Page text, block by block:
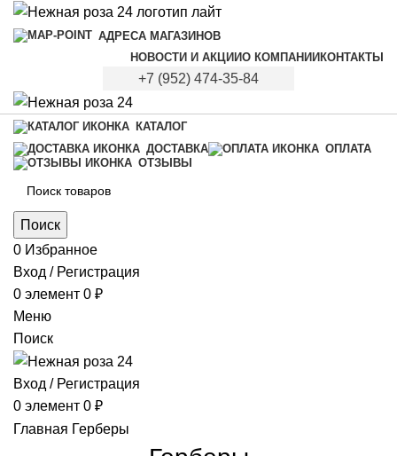
АДРЕСА МАГАЗИНОВ
НОВОСТИ И АКЦИИО КОМПАНИИ КОНТАКТЫ
+7 (952) 474-35-84
КАТАЛОГ
ДОСТАВКА
ОПЛАТА
ОТЗЫВЫ
Поиск
0 Избранное
Вход / Регистрация
0 элемент 0 ₽
Меню
Поиск
Вход / Регистрация
0 элемент 0 ₽
Главная Герберы